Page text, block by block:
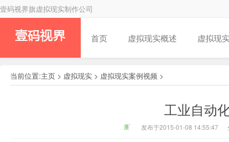
壹码视界旗虚拟现实制作公司
首页 虚拟现实概述 虚拟现
当前位置:主页 > 虚拟现实 > 虚拟现实案例视频 >
工业自动
发布于2015-01-08 14:55:47